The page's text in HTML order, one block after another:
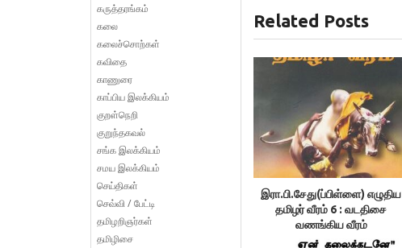
Related Posts
இரா.பி.சேது(ப்பிள்ளை) எழுதிய
தமிழர் வீரம் 6 : வடதிசை
வணங்கிய வீரம்
கருத்தரங்கம்
கலை
கலைச்சொற்கள்
கவிதை
காணுரை
காப்பிய இலக்கியம்
குறள்நெறி
குறுந்தகவல்
சங்க இலக்கியம்
சமய இலக்கியம்
செய்திகள்
செவ்வி / பேட்டி
தமிழறிஞர்கள்
தமிழிசை